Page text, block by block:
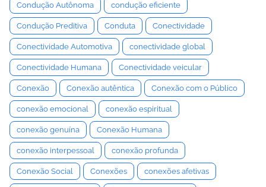
Condução Autônoma condução eficiente
Condução Preditiva Conduta Conectividade
Conectividade Automotiva conectividade global
Conectividade Humana Conectividade veicular
Conexão Conexão autêntica Conexão com o Público
conexão emocional conexão espiritual
conexão genuína Conexão Humana
conexão interpessoal conexão profunda
Conexão Social Conexões conexões afetivas